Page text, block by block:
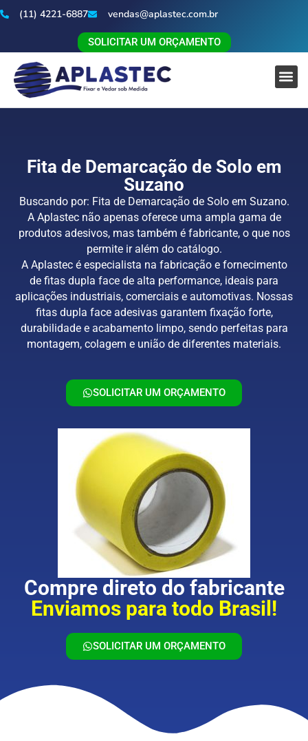
(11) 4221-6887 vendas@aplastec.com.br
SOLICITAR UM ORÇAMENTO
Fita de Demarcação de Solo em
Suzano
Buscando por: Fita de Demarcação de Solo em Suzano.
A Aplastec não apenas oferece uma ampla gama de
produtos adesivos, mas também é fabricante, o que nos
permite ir além do catálogo.
A Aplastec é especialista na fabricação e fornecimento
de fitas dupla face de alta performance, ideais para
aplicações industriais, comerciais e automotivas. Nossas
fitas dupla face adesivas garantem fixação forte,
durabilidade e acabamento limpo, sendo perfeitas para
montagem, colagem e união de diferentes materiais.
SOLICITAR UM ORÇAMENTO
Compre direto do fabricante
Enviamos para todo Brasil!
SOLICITAR UM ORÇAMENTO